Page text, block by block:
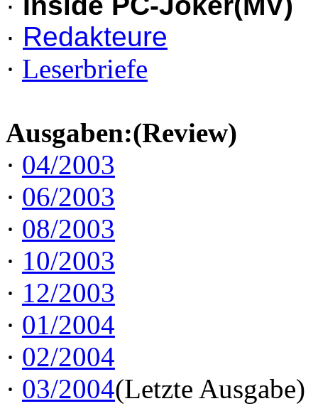
· Redakteure
· Leserbriefe
Ausgaben:(Review)
· 04/2003
· 06/2003
· 08/2003
· 10/2003
· 12/2003
· 01/2004
· 02/2004
· 03/2004(Letzte Ausgabe)